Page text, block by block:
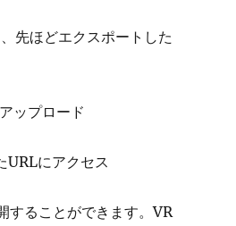
先ほどエクスポートした
ップロード
URLにアクセス
することができます。VR